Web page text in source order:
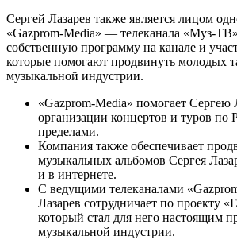
Сергей Лазарев также является лицом
«Gazprom-Media» — телеканала «Муз-
собственную программу на канале и
которые помогают продвинуть молодых
музыкальной индустрии.
«Gazprom-Media» помогает Сергею
организации концертов и туров по
пределами.
Компания также обеспечивает
музыкальных альбомов Сергея
и в интернете.
С ведущими телеканалами
Лазарев сотрудничает по проекту
который стал для него настоящим
музыкальной индустрии.